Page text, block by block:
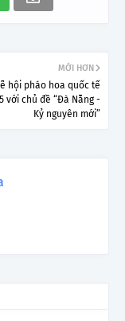
MỚI HƠN
hội pháo hoa quốc tế
với chủ đề “Đà Nẵng -
Kỷ nguyên mới”